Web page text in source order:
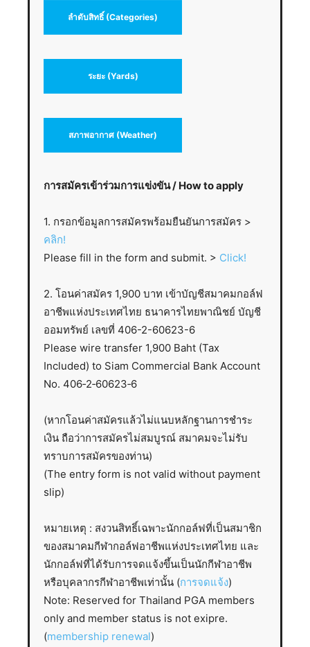
ลำดับสิทธิ์ (Categories)
ระยะ (Yards)
สภาพอากาศ (Weather)
การสมัครเข้าร่วมการแข่งขัน / How to apply
1. กรอกข้อมูลการสมัครพร้อมยืนยันการสมัคร >
คลิก!
Please fill in the form and submit. > Click!
2. โอนค่าสมัคร 1,900 บาท เข้าบัญชีสมาคมกอล์ฟ
อาชีพแห่งประเทศไทย ธนาคารไทยพาณิชย์ บัญชี
ออมทรัพย์ เลขที่ 406-2-60623-6
Please wire transfer 1,900 Baht (Tax
Included) to Siam Commercial Bank Account
No. 406‐2‐60623‐6
(หากโอนค่าสมัครแล้วไม่แนบหลักฐานการชำระ
เงิน ถือว่าการสมัครไม่สมบูรณ์ สมาคมจะไม่รับ
ทราบการสมัครของท่าน)
(The entry form is not valid without payment
slip)
หมายเหตุ : สงวนสิทธิ์เฉพาะนักกอล์ฟที่เป็นสมาชิก
ของสมาคมกีฬากอล์ฟอาชีพแห่งประเทศไทย และ
นักกอล์ฟที่ได้รับการจดแจ้งขึ้นเป็นนักกีฬาอาชีพ
หรือบุคลากรกีฬาอาชีพเท่านั้น (การจดแจ้ง)
Note: Reserved for Thailand PGA members
only and member status is not exipre.
(membership renewal)